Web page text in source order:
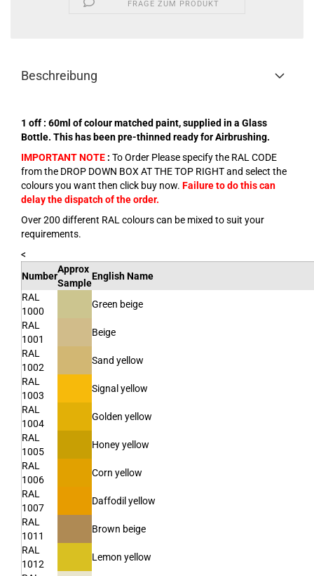
FRAGE ZUM PRODUKT
Beschreibung
1 off : 60ml of colour matched paint, supplied in a Glass
Bottle. This has been pre-thinned ready for Airbrushing.
IMPORTANT NOTE : To Order Please specify the RAL CODE
from the DROP DOWN BOX AT THE TOP RIGHT and select the
colours you want then click buy now. Failure to do this can
delay the dispatch of the order.
Over 200 different RAL colours can be mixed to suit your
requirements.
<
Number
Approx
Sample
English Name
RAL
1000
Green beige
RAL
1001
Beige
RAL
1002
Sand yellow
RAL
1003
Signal yellow
RAL
1004
Golden yellow
RAL
1005
Honey yellow
RAL
1006
Corn yellow
RAL
1007
Daffodil yellow
RAL
1011
Brown beige
RAL
1012
Lemon yellow